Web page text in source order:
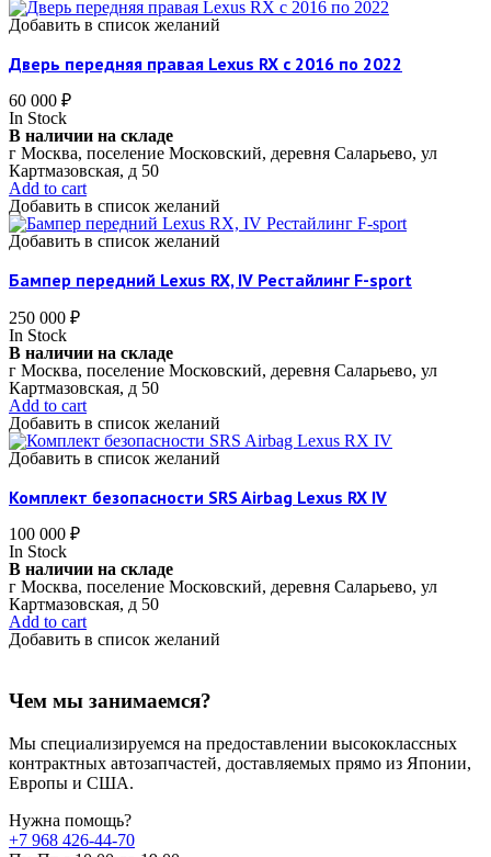
Добавить в список желаний
Дверь передняя правая Lexus RX c 2016 по 2022
60 000 ₽
In Stock
В наличии на складе
г Москва, поселение Московский, деревня Саларьево, ул
Картмазовская, д 50
Add to cart
Добавить в список желаний
Добавить в список желаний
Бампер передний Lexus RX, IV Рестайлинг F-sport
250 000 ₽
In Stock
В наличии на складе
г Москва, поселение Московский, деревня Саларьево, ул
Картмазовская, д 50
Add to cart
Добавить в список желаний
Добавить в список желаний
Комплект безопасности SRS Airbag Lexus RX IV
100 000 ₽
In Stock
В наличии на складе
г Москва, поселение Московский, деревня Саларьево, ул
Картмазовская, д 50
Add to cart
Добавить в список желаний
Чем мы занимаемся?
Мы специализируемся на предоставлении высококлассных
контрактных автозапчастей, доставляемых прямо из Японии,
Европы и США.
Нужна помощь?
+7 968 426-44-70